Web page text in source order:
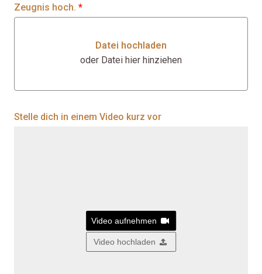
Zeugnis hoch. *
Datei hochladen
oder Datei hier hinziehen
Stelle dich in einem Video kurz vor
Video aufnehmen
Video hochladen